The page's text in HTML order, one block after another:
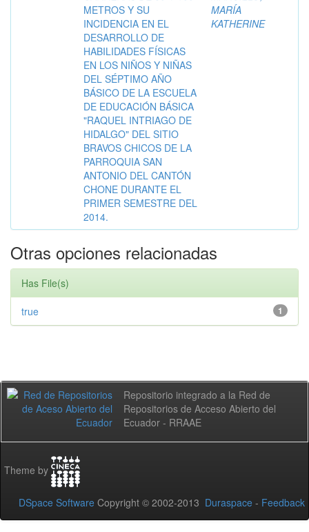
METROS Y SU
INCIDENCIA EN EL
DESARROLLO DE
HABILIDADES FÍSICAS
EN LOS NIÑOS Y NIÑAS
DEL SÉPTIMO AÑO
BÁSICO DE LA ESCUELA
DE EDUCACIÓN BÁSICA
"RAQUEL INTRIAGO DE
HIDALGO" DEL SITIO
BRAVOS CHICOS DE LA
PARROQUIA SAN
ANTONIO DEL CANTÓN
CHONE DURANTE EL
PRIMER SEMESTRE DEL
2014.
MARÍA
KATHERINE
Otras opciones relacionadas
Has File(s)
1
true
Repositorio integrado a la Red de
Repositorios de Acceso Abierto del
Ecuador - RRAAE
Theme by
DSpace Software Copyright © 2002-2013 Duraspace - Feedback